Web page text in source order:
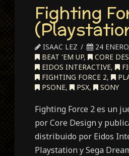
Fighting
ISAAC LEZ
24
BEAT 'EM UP, CORE
EIDOS INTERACTIVE,
FIGHTING FORCE 2,
PSONE, PSX, SONY
Fighting Force 2 es un
por Core Design y
distribuido por Eidos
Playstation y Sega